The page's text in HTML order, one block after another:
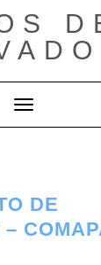
Cambiar modo
DE